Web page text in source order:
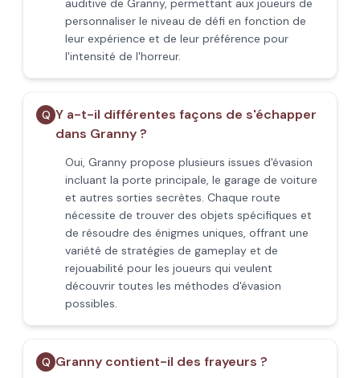
auditive de Granny, permettant aux joueurs de
personnaliser le niveau de défi en fonction de
leur expérience et de leur préférence pour
l'intensité de l'horreur.
Q Y a-t-il différentes façons de s'échapper
dans Granny ?
Oui, Granny propose plusieurs issues d'évasion
incluant la porte principale, le garage de voiture
et autres sorties secrètes. Chaque route
nécessite de trouver des objets spécifiques et
de résoudre des énigmes uniques, offrant une
variété de stratégies de gameplay et de
rejouabilité pour les joueurs qui veulent
découvrir toutes les méthodes d'évasion
possibles.
Q Granny contient-il des frayeurs ?